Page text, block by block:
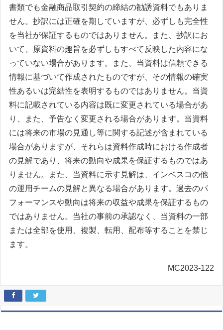
書類でも金融商品取引契約の締結の勧誘資料でもありま
せん。抄訳には正確を期していますが、必ずしも完全性
を当社が保証するものではありません。また、抄訳にお
いて、原資料の趣旨を必ずしもすべて反映した内容にな
っていない場合があります。また、当資料は信頼できる
情報に基づいて作成されたものですが、その情報の確実
性あるいは完結性を表明するものではありません。当資
料に記載されている内容は既に変更されている場合があ
り、また、予告なく変更される場合があります。当資料
には将来の市場の見通し等に関する記述が含まれている
場合がありますが、それらは資料作成時における作成者
の見解であり、将来の動向や成果を保証するものではあ
りません。また、当資料に示す見解は、インベスコの他
の運用チームの見解と異なる場合があります。過去のパ
フォーマンスや動向は将来の収益や成果を保証するもの
ではありません。当社の事前の承認なく、当資料の一部
または全部を使用、複製、転用、配布等することを禁じ
ます。
MC2023-122